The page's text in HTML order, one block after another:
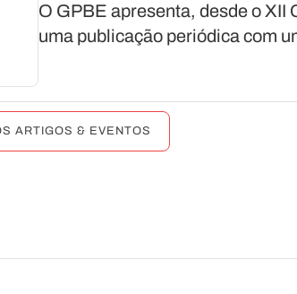
O GPBE apresenta, desde o XII
uma publicação periódica com
ARTIGOS & EVENTOS